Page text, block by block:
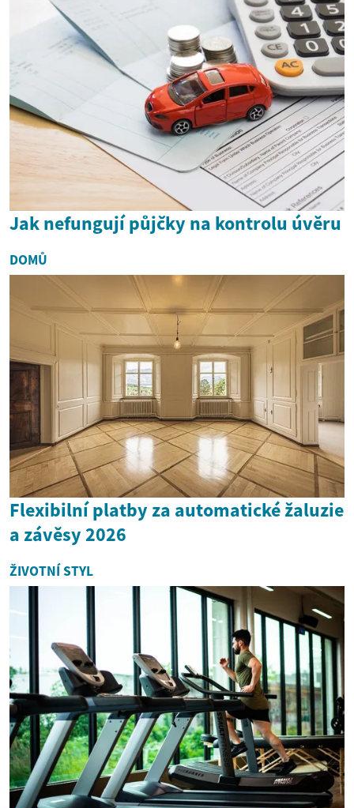
Jak nefungují půjčky na kontrolu úvěru
DOMŮ
Flexibilní platby za automatické žaluzie
a závěsy 2026
ŽIVOTNÍ STYL